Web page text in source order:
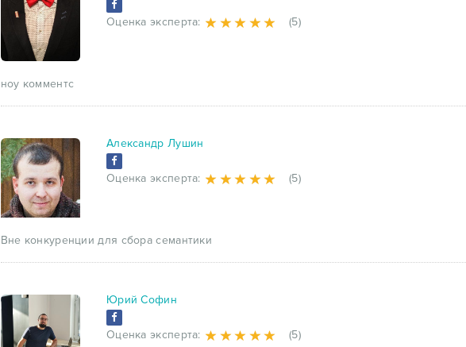
Оценка эксперта: (5)
ноу комментс
Александр Лушин
Оценка эксперта: (5)
Вне конкуренции для сбора семантики
Юрий Софин
Оценка эксперта: (5)